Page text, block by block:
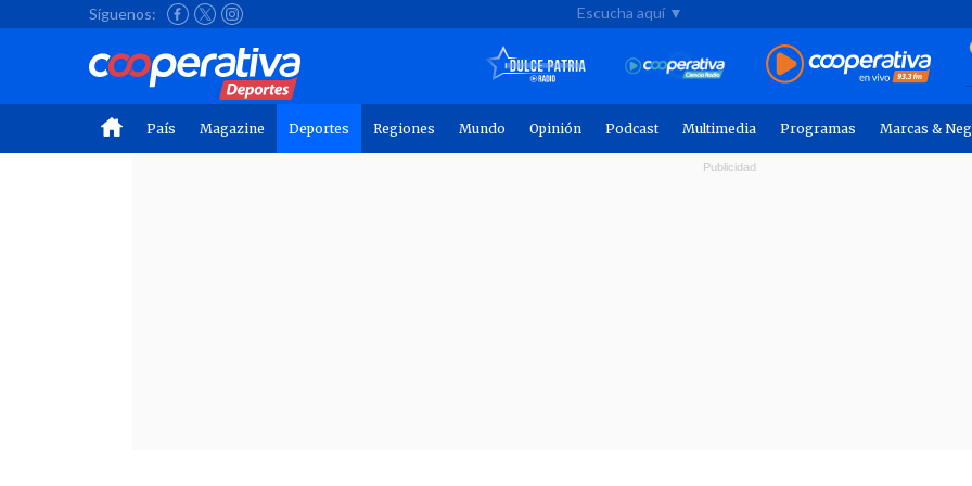
Síguenos: Escucha aquí ▼
País Magazine Deportes Regiones Mundo Opinión Podcast Multimedia Programas Marcas &